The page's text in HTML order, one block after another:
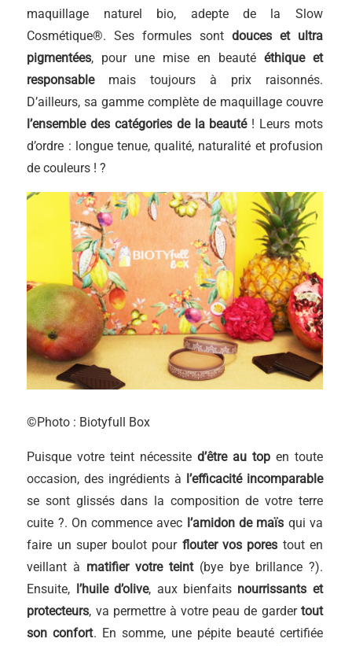
maquillage naturel bio, adepte de la Slow
Cosmétique®. Ses formules sont douces et ultra
pigmentées, pour une mise en beauté éthique et
responsablemais toujours à prix raisonnés.
D’ailleurs, sa gamme complète de maquillage couvre
l’ensemble des catégories de la beauté! Leurs mots
d’ordre : longue tenue, qualité, naturalité et profusion
de couleurs ! ?
©Photo : Biotyfull Box
Puisque votre teint nécessited’être au topen toute
occasion, des ingrédients à l’efficacité incomparable
se sont glissés dans la composition de votre terre
cuite ?. On commence avec l’amidon de maïs qui va
faire un super boulot pour flouter vos pores tout en
veillant à matifier votre teint(bye bye brillance ?).
Ensuite, l’huile d’olive, aux bienfaits nourrissants et
protecteurs, va permettre à votre peau de garder tout
son confort. En somme, une pépite beauté certifiée